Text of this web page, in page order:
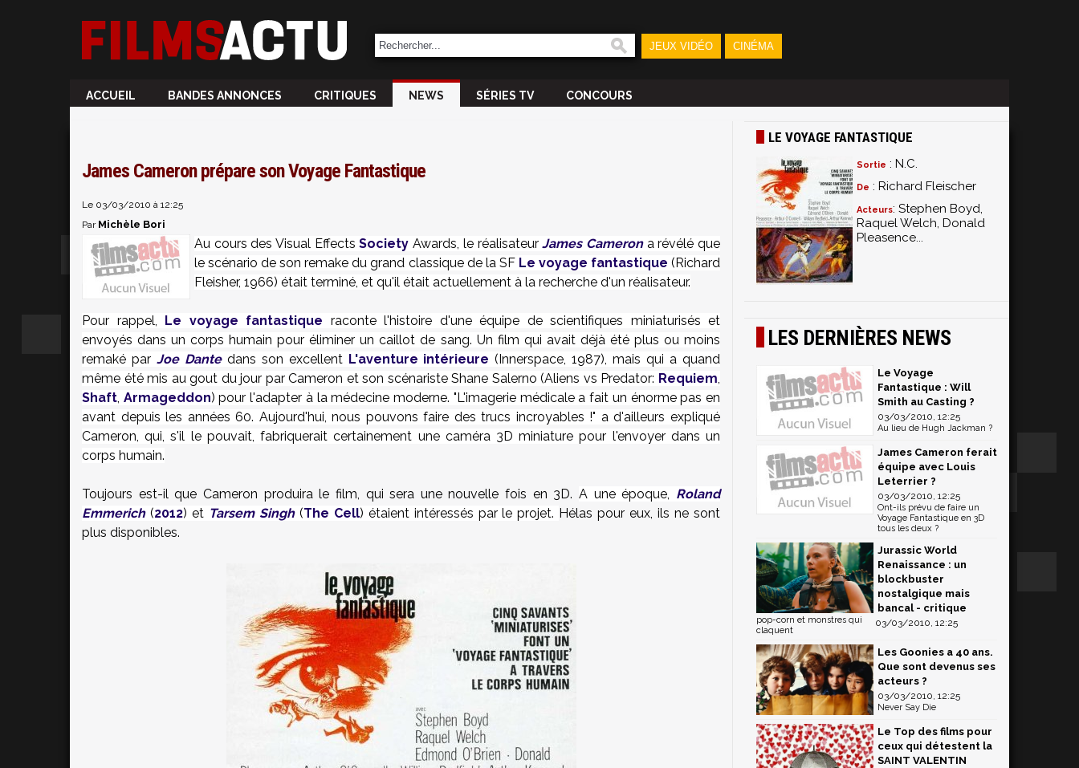
JEUX VIDÉO CINÉMA
ACCUEIL BANDES ANNONCES CRITIQUES NEWS SÉRIES TV CONCOURS
James Cameron prépare son Voyage Fantastique
Le 03/03/2010 à 12:25
Par Michèle Bori
Au cours des Visual EffectsSociety Awards, le réalisateurJames Camerona révélé que
le scénario de son remake du grand classique de la SF Le voyage fantastique (Richard
Fleisher, 1966) était terminé, et qu'il était actuellement à la recherche d'un réalisateur.
Pour rappel, Le voyage fantastique raconte l'histoire d'une équipe de scientifiques miniaturisés et
envoyés dans un corps humain pour éliminer un caillot de sang. Un film qui avait déjà été plus ou moins
remaké par Joe Dantedans son excellent L'aventure intérieure (Innerspace, 1987), mais qui a quand
même été mis au gout du jour par Cameron et son scénaristeShane Salerno (Aliens vs Predator: Requiem,
Shaft, Armageddon) pour l'adapter à la médecine moderne. "L'imagerie médicale a fait un énorme pas en
avant depuis les années 60. Aujourd'hui, nous pouvons faire des trucs incroyables !" a d'ailleurs expliqué
Cameron, qui, s'il le pouvait, fabriquerait certainement une caméra 3D miniature pour l'envoyer dans un
corps humain.
Toujours est-il que Cameron produira le film, qui sera une nouvelle fois en 3D.A une époque, Roland
Emmerich(2012) et Tarsem Singh(The Cell) étaient intéressés par le projet. Hélas pour eux, ils ne sont
plus disponibles.
LE VOYAGE FANTASTIQUE
Sortie : N.C.
De : Richard Fleischer
Acteurs: Stephen Boyd,
Raquel Welch, Donald
Pleasence...
LES DERNIÈRES NEWS
Le Voyage
Fantastique : Will
Smith au Casting ?
03/03/2010, 12:25
Au lieu de Hugh Jackman ?
James Cameron ferait
équipe avec Louis
Leterrier ?
03/03/2010, 12:25
Ont-ils prévu de faire un
Voyage Fantastique en 3D
tous les deux ?
Jurassic World
Renaissance : un
blockbuster
nostalgique mais
bancal - critique
03/03/2010, 12:25
pop-corn et monstres qui
claquent
Les Goonies a 40 ans.
Que sont devenus ses
acteurs ?
03/03/2010, 12:25
Never Say Die
Le Top des films pour
ceux qui détestent la
SAINT VALENTIN